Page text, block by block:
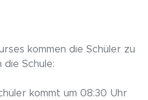
kommen die Schüler zu
Schule:
kommt um 08:30 Uhr